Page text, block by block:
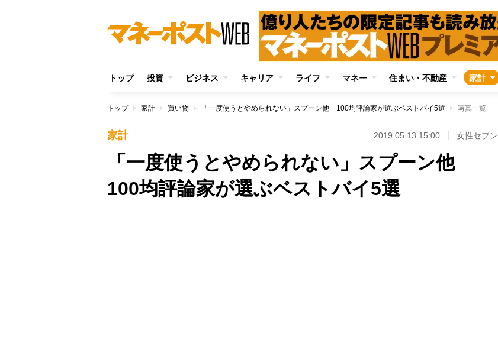
トップ 投資 ビジネス キャリア ライフ マネー 住まい・不動産 家計
トップ 家計 買い物 「一度使うとやめられない」スプーン他 100均評論家が選ぶベストバイ5選 写真一覧
家計 2019.05.13 15:00 女性セブン
「一度使うとやめられない」スプーン他
100均評論家が選ぶベストバイ5選